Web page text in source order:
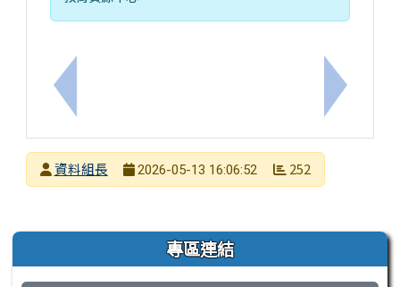
上一筆：「114學年度國小一般智能資優教育教學成
下一筆：
發布者
資料組長
2026-05-13 16:06:52 252
左邊區域內容 專區連結